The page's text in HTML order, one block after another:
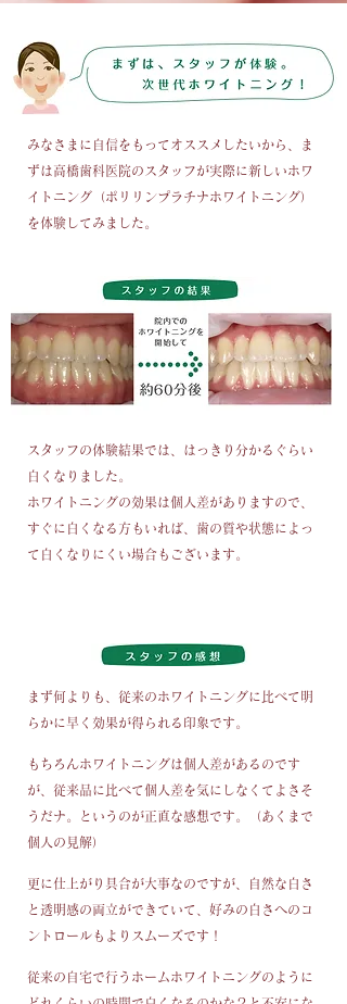
みなさまに自信をもってオススメしたいから、ま
ずは高橋歯科医院のスタッフが実際に新しいホワ
イトニング（ポリリンプラチナホワイトニング）
を体験してみました。
スタッフの体験結果では、はっきり分かるぐらい
白くなりました。
ホワイトニングの効果は個人差がありますので、
すぐに白くなる方もいれば、歯の質や状態によっ
て白くなりにくい場合もございます。
まず何よりも、従来のホワイトニングに比べて明
らかに早く効果が得られる印象です。
もちろんホワイトニングは個人差があるのです
が、従来品に比べて個人差を気にしなくてよさそ
うだナ。というのが正直な感想です。（あくまで
個人の見解）
更に仕上がり具合が大事なのですが、自然な白さ
と透明感の両立ができていて、好みの白さへのコ
ントロールもよりスムーズです！
従来の自宅で行うホームホワイトニングのように